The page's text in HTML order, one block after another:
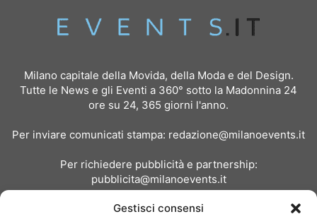
Gestisci consensi
Milano capitale della Movida, della Moda e del Design.
Tutte le News e gli Eventi a 360° sotto la Madonnina 24
ore su 24, 365 giorni l'anno.
Per inviare comunicati stampa: redazione@milanoevents.it
Per richiedere pubblicità e partnership:
pubblicita@milanoevents.it